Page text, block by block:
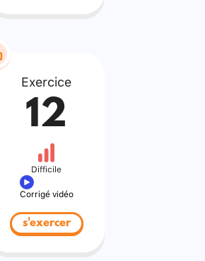
Exercice
12
Difficile
Corrigé vidéo
s'exercer